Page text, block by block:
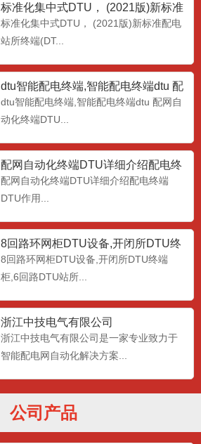
标准化集中式DTU， (2021版)新标准
配电站所终端(D
标准化集中式DTU， (2021版)新标准配电
站所终端(DT...
dtu智能配电终端,智能配电终端dtu 配
网自动化终端DT
dtu智能配电终端,智能配电终端dtu 配网自
动化终端DTU...
配网自动化终端DTU详细介绍配电终
端DTU作用
配网自动化终端DTU详细介绍配电终端
DTU作用...
8回路环网柜DTU设备,开闭所DTU终
端柜,6回路DTU站
8回路环网柜DTU设备,开闭所DTU终端
柜,6回路DTU站所...
浙江中技电气有限公司
浙江中技电气有限公司是一家专业致力于
智能配电网自动化解决方案...
公司产品
标准化集中式DTU (2021版)新标准配
电站所终端(DT
标准化集中式DTU， (2021版)新标准配电
站所终端(DT...
南网分布式DTU公共单元，国网分散
DTU综合单元...